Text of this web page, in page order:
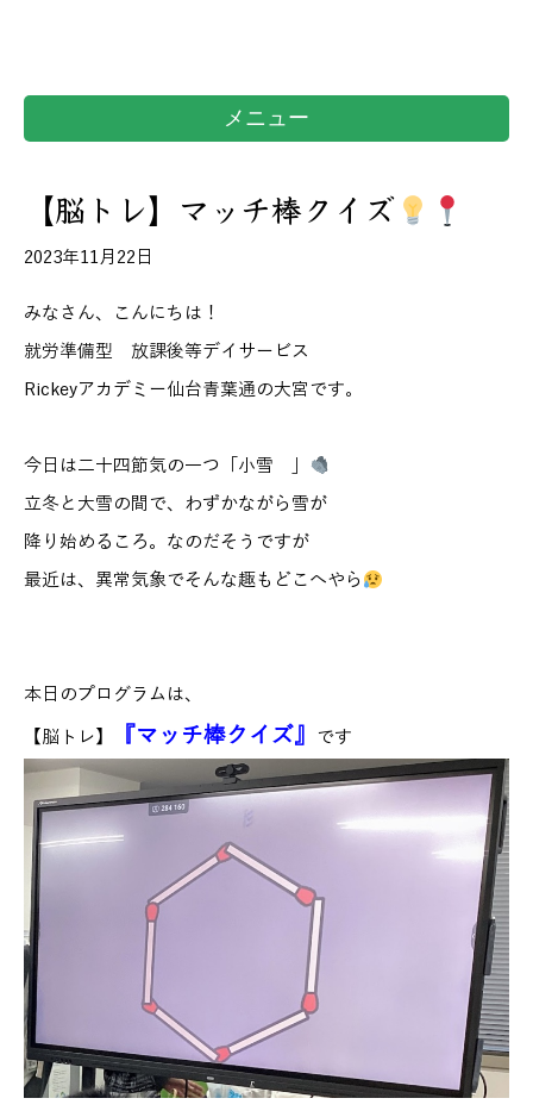
メニュー
【脳トレ】マッチ棒クイズ
2023年11月22日
みなさん、こんにちは！
就労準備型 放課後等デイサービス
Rickeyアカデミー仙台青葉通の大宮です。
今日は二十四節気の一つ「小雪 」
立冬と大雪の間で、わずかながら雪が
降り始めるころ。なのだそうですが
最近は、異常気象でそんな趣もどこへやら
本日のプログラムは、
【脳トレ】 『マッチ棒クイズ』 です